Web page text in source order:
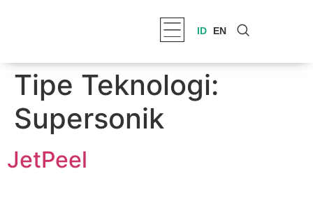
ID EN
Tipe Teknologi:
Supersonik
JetPeel